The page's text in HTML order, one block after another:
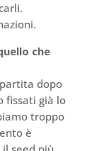
che
dopo
fissati già lo
troppo
è